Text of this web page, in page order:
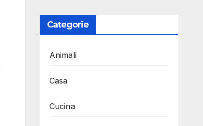
Categorie
Animali
Casa
Cucina